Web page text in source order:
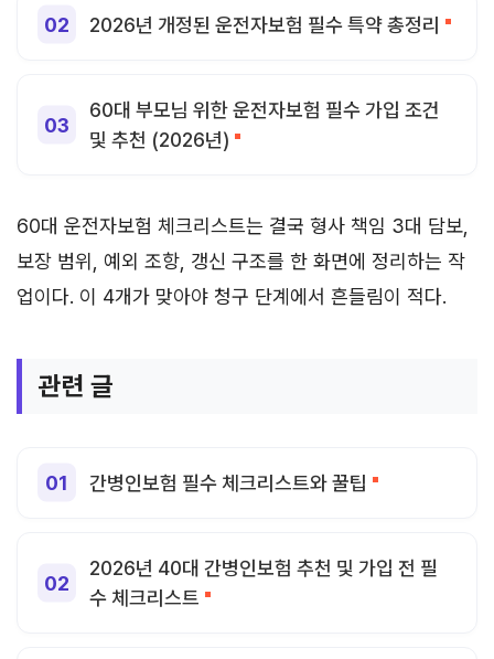
2026년 개정된 운전자보험 필수 특약 총정리
60대 부모님 위한 운전자보험 필수 가입 조건
및 추천 (2026년)
60대 운전자보험 체크리스트는 결국 형사 책임 3대 담보,
보장 범위, 예외 조항, 갱신 구조를 한 화면에 정리하는 작
업이다. 이 4개가 맞아야 청구 단계에서 흔들림이 적다.
관련 글
간병인보험 필수 체크리스트와 꿀팁
2026년 40대 간병인보험 추천 및 가입 전 필
수 체크리스트